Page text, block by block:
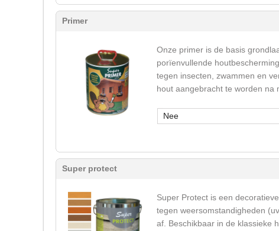
Primer
Onze primer is de basis
porïenvullende
tegen insecten, zwammen en
hout aangebracht te worden na
Nee
Super protect
Super Protect is een
tegen weersomstandigheden
af. Beschikbaar in de klassieke